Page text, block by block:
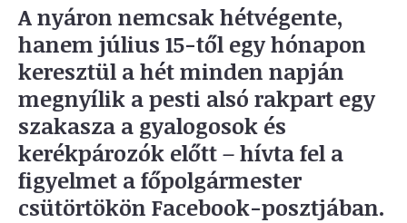
A nyáron nemcsak hétvégente,
hanem július 15-től egy hónapon
keresztül a hét minden napján
megnyílik a pesti alsó rakpart egy
szakasza a gyalogosok és
kerékpározók előtt – hívta fel a
figyelmet a főpolgármester
csütörtökön Facebook-posztjában.